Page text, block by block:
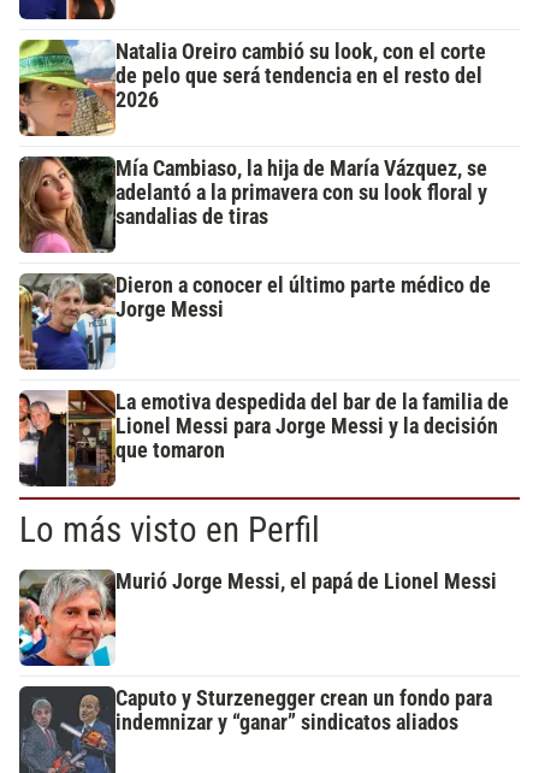
Natalia Oreiro cambió su look, con el corte
de pelo que será tendencia en el resto del
2026
Mía Cambiaso, la hija de María Vázquez, se
adelantó a la primavera con su look floral y
sandalias de tiras
Dieron a conocer el último parte médico de
Jorge Messi
La emotiva despedida del bar de la familia de
Lionel Messi para Jorge Messi y la decisión
que tomaron
Lo más visto en Perfil
Murió Jorge Messi, el papá de Lionel Messi
Caputo y Sturzenegger crean un fondo para
indemnizar y “ganar” sindicatos aliados